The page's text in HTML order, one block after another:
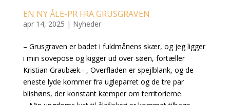
EN NY ÅLE-PR FRA GRUSGRAVEN
apr 14, 2025 | Nyheder
– Grusgraven er badet i fuldmånens skær, og jeg ligger
i min sovepose og kigger ud over søen, fortæller
Kristian Graubæk.- , Overfladen er spejlblank, og de
eneste lyde kommer fra ugleparret og de tre par
blishøns, der konstant kæmper om territorierne.